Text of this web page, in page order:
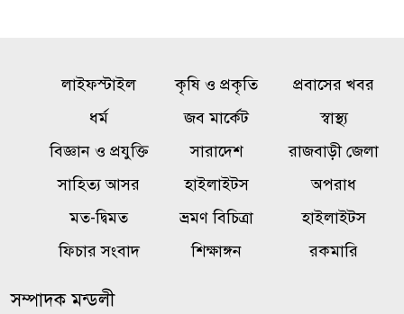
শেখ হাসিনা দেশে ফিরলে আইনের
মুখোমুখি হতে হবে: রাশেদ খান
ছাত্রদলের হামলায় চোয়াল ভেঙেছে
জবি শিক্ষার্থীর, অস্ত্রোপচারের পরও
কথা বলতে পারছেন না
লাইফস্টাইল কৃষি ও প্রকৃতি
প্রবাসের খবর
ধর্ম
জব মার্কেট
স্বাস্থ্য
বিজ্ঞান ও প্রযুক্তি
সারাদেশ
রাজবাড়ী জেলা
সাহিত্য আসর
হাইলাইটস
অপরাধ
মত-দ্বিমত
ভ্রমণ বিচিত্রা
হাইলাইটস
ফিচার সংবাদ
শিক্ষাঙ্গন রকমারি
সম্পাদক মন্ডলী